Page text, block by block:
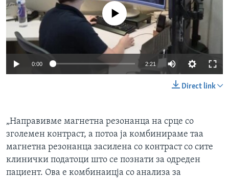
No media source currently available
0:00 2:21
Direct link
„Направивме магнетна резонанца на срце со
зголемен контраст, а потоа ја комбинираме таа
магнетна резонанца засилена со контраст со сите
клинички податоци што се познати за одреден
пациент. Ова е комбинаицја со анализа за